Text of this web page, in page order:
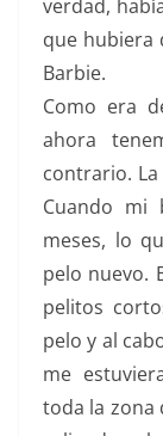
verdad,
que hubiera
Barbie.
Como era
ahora
contrario.
Cuando
meses, lo
pelo nuevo.
pelitos
pelo y al
me
toda la zona